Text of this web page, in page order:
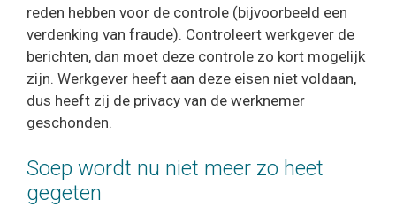
reden hebben voor de controle (bijvoorbeeld een
verdenking van fraude). Controleert werkgever de
berichten, dan moet deze controle zo kort mogelijk
zijn. Werkgever heeft aan deze eisen niet voldaan,
dus heeft zij de privacy van de werknemer
geschonden.
Soep wordt nu niet meer zo heet
gegeten